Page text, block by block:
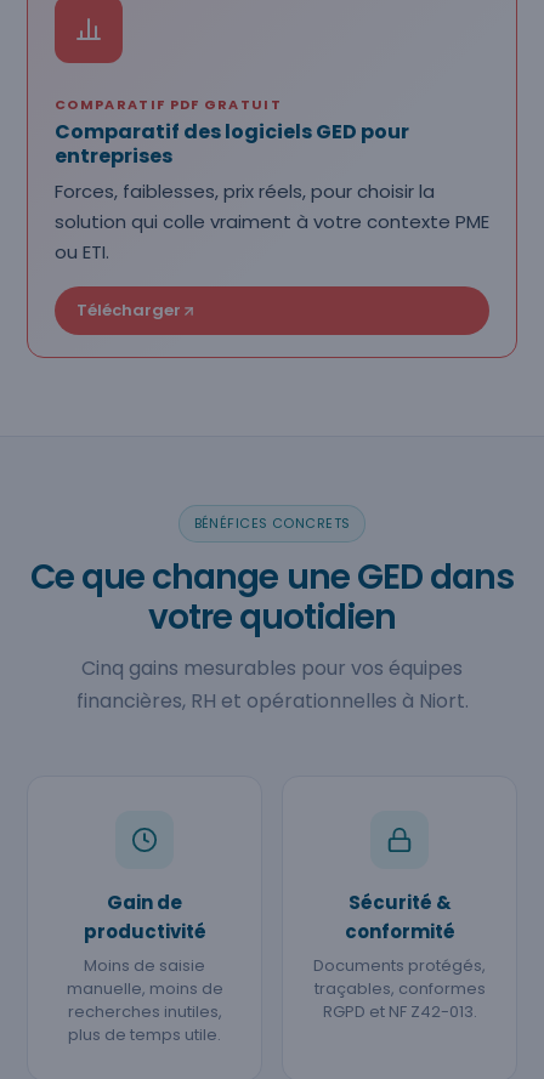
COMPARATIF PDF GRATUIT
Comparatif des logiciels GED pour
entreprises
Forces, faiblesses, prix réels, pour choisir la
solution qui colle vraiment à votre contexte PME
ou ETI.
Télécharger
BÉNÉFICES CONCRETS
Ce que change une GED dans
votre quotidien
Cinq gains mesurables pour vos équipes
financières, RH et opérationnelles à Niort.
Gain de
productivité
Moins de saisie
manuelle, moins de
recherches inutiles,
plus de temps utile.
Sécurité &
conformité
Documents protégés,
traçables, conformes
RGPD et NF Z42-013.